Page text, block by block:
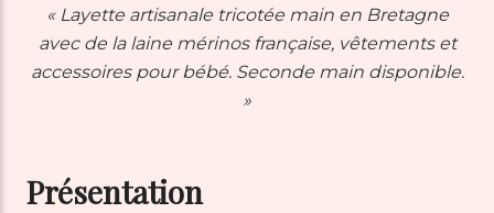
« Layette artisanale tricotée main en Bretagne
avec de la laine mérinos française, vêtements et
accessoires pour bébé. Seconde main disponible.
»
Présentation